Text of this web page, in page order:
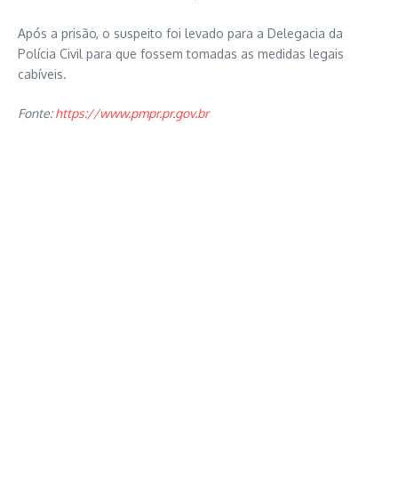
Após a prisão, o suspeito foi levado para a Delegacia da
Polícia Civil para que fossem tomadas as medidas legais
cabíveis.
Fonte:https://www.pmpr.pr.gov.br